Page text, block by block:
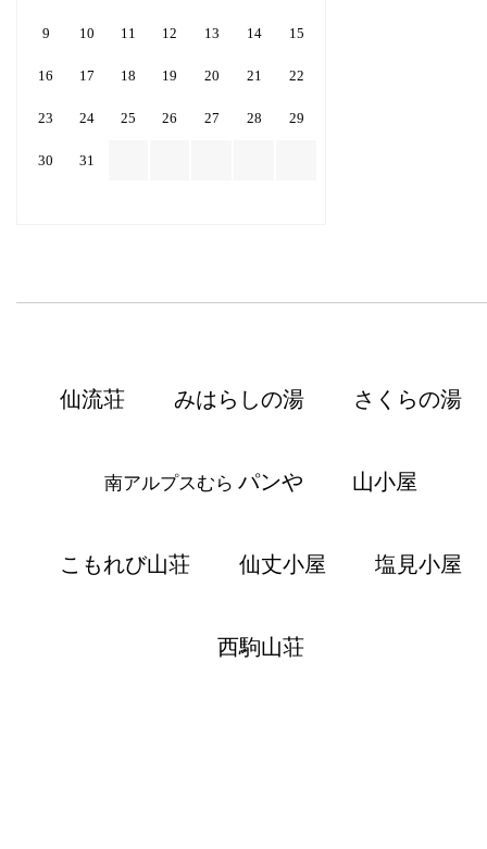
9 10 11 12 13 14 15
16 17 18 19 20 21 22
23 24 25 26 27 28 29
30 31
仙流荘 みはらしの湯 さくらの湯
南アルプスむら パンや 山小屋
こもれび山荘 仙丈小屋 塩見小屋
西駒山荘